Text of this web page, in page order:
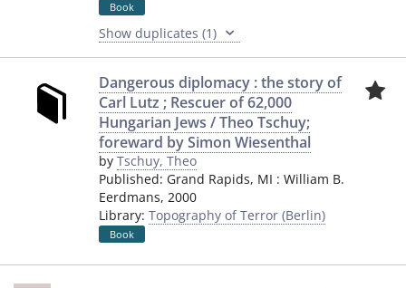
Book
Show duplicates (1)
Dangerous diplomacy : the story of
Carl Lutz ; Rescuer of 62,000
Hungarian Jews / Theo Tschuy;
foreward by Simon Wiesenthal
by Tschuy, Theo
Published: Grand Rapids, MI : William B.
Eerdmans, 2000
Library: Topography of Terror (Berlin)
Book